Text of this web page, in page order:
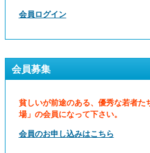
会員ログイン
会員募集
貧しいが前途のある、優秀な若者た
場」の会員になって下さい。
会員のお申し込みはこちら